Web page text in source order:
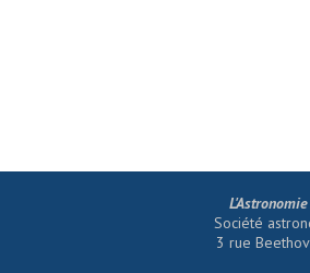
L'Astronomie
Société
3 rue